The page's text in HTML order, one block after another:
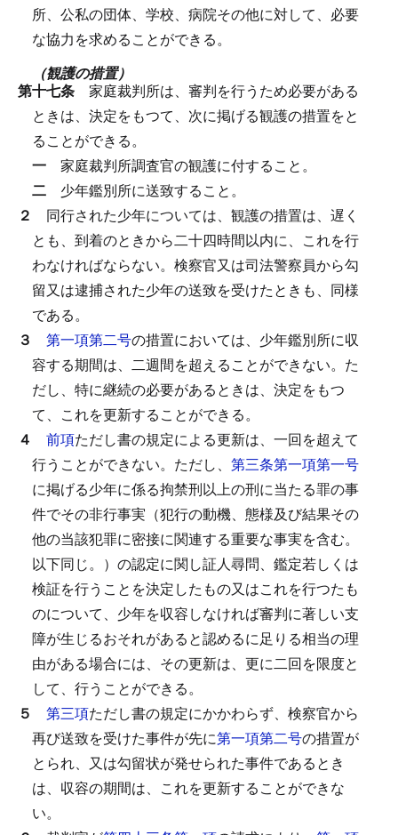
所、公私の団体、学校、病院その他に対して、必要
な協力を求めることができる。
（観護の措置）
第十七条 家庭裁判所は、審判を行うため必要がある
ときは、決定をもつて、次に掲げる観護の措置をと
ることができる。
一 家庭裁判所調査官の観護に付すること。
二 少年鑑別所に送致すること。
２ 同行された少年については、観護の措置は、遅く
とも、到着のときから二十四時間以内に、これを行
わなければならない。 検察官又は司法警察員から勾
留又は逮捕された少年の送致を受けたときも、同様
である。
３ 第一項第二号の措置においては、少年鑑別所に収
容する期間は、二週間を超えることができない。 た
だし、特に継続の必要があるときは、決定をもつ
て、これを更新することができる。
４ 前項ただし書の規定による更新は、一回を超えて
行うことができない。 ただし、 第三条第一項第一号
に掲げる少年に係る拘禁刑以上の刑に当たる罪の事
件でその非行事実（犯行の動機、態様及び結果その
他の当該犯罪に密接に関連する重要な事実を含む。
以下同じ。）の認定に関し証人尋問、鑑定若しくは
検証を行うことを決定したもの又はこれを行つたも
のについて、少年を収容しなければ審判に著しい支
障が生じるおそれがあると認めるに足りる相当の理
由がある場合には、その更新は、更に二回を限度と
して、行うことができる。
５ 第三項ただし書の規定にかかわらず、検察官から
再び送致を受けた事件が先に第一項第二号の措置が
とられ、又は勾留状が発せられた事件であるとき
は、収容の期間は、これを更新することができな
い。